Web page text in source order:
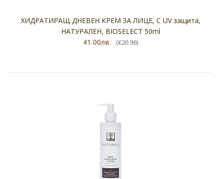
ХИДРАТИРАЩ ДНЕВЕН КРЕМ ЗА ЛИЦЕ, С UV защита,
НАТУРАЛЕН, BIOSELECT 50ml
41.00лв. (€20.96)